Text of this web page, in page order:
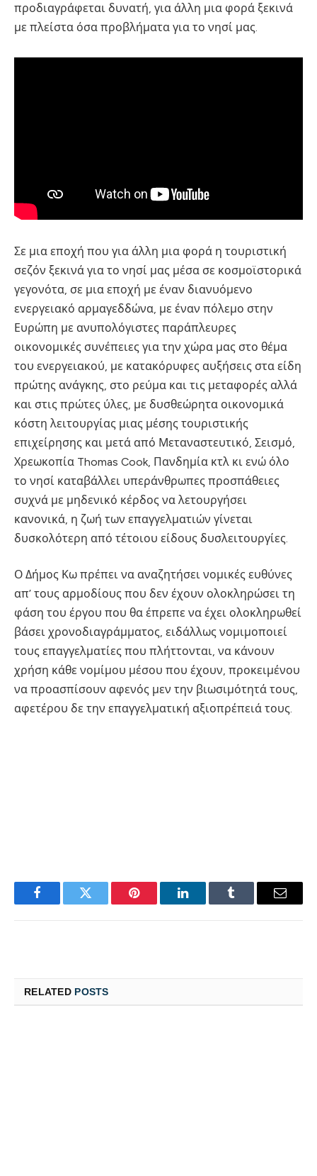
προδιαγράφεται δυνατή, για άλλη μια φορά ξεκινά
με πλείστα όσα προβλήματα για το νησί μας.
Σε μια εποχή που για άλλη μια φορά η τουριστική
σεζόν ξεκινά για το νησί μας μέσα σε κοσμοϊστορικά
γεγονότα, σε μια εποχή με έναν διανυόμενο
ενεργειακό αρμαγεδδώνα, με έναν πόλεμο στην
Ευρώπη με ανυπολόγιστες παράπλευρες
οικονομικές συνέπειες για την χώρα μας στο θέμα
του ενεργειακού, με κατακόρυφες αυξήσεις στα είδη
πρώτης ανάγκης, στο ρεύμα και τις μεταφορές αλλά
και στις πρώτες ύλες, με δυσθεώρητα οικονομικά
κόστη λειτουργίας μιας μέσης τουριστικής
επιχείρησης και μετά από Μεταναστευτικό, Σεισμό,
Χρεωκοπία Thomas Cook, Πανδημία κτλ κι ενώ όλο
το νησί καταβάλλει υπεράνθρωπες προσπάθειες
συχνά με μηδενικό κέρδος να λετουργήσει
κανονικά, η ζωή των επαγγελματιών γίνεται
δυσκολότερη από τέτοιου είδους δυσλειτουργίες.
Ο Δήμος Κω πρέπει να αναζητήσει νομικές ευθύνες
απ’ τους αρμοδίους που δεν έχουν ολοκληρώσει τη
φάση του έργου που θα έπρεπε να έχει ολοκληρωθεί
βάσει χρονοδιαγράμματος, ειδάλλως νομιμοποιεί
τους επαγγελματίες που πλήττονται, να κάνουν
χρήση κάθε νομίμου μέσου που έχουν, προκειμένου
να προασπίσουν αφενός μεν την βιωσιμότητά τους,
αφετέρου δε την επαγγελματική αξιοπρέπειά τους.
FacebookTwitter Pinterest LinkedInTumblr Email
RELATED POSTS